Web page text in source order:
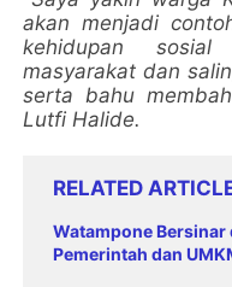
akan menjadi
kehidupan
masyarakat dan
serta bahu
Lutfi Halide.
RELATED
Watampone Bersinar
Pemerintah dan